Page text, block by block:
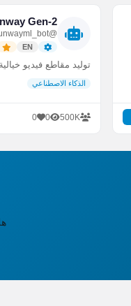
Gen-2
@runwayml_bot
EN
توليد مقاطع فيديو
الذكاء الاصطناعي
500K
0
0